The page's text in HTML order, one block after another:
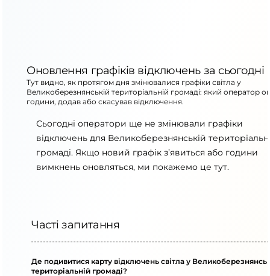
Оновлення графіків відключень за сьогодні
Тут видно, як протягом дня змінювалися графіки світла у
Великоберезнянській територіальній громаді: який оператор
години, додав або скасував відключення.
Сьогодні оператори ще не змінювали графіки
відключень для Великоберезнянській
громаді. Якщо новий графік з’явиться або години
вимкнень оновляться, ми покажемо це тут.
Часті запитання
Де подивитися карту відключень світла у
територіальній громаді?